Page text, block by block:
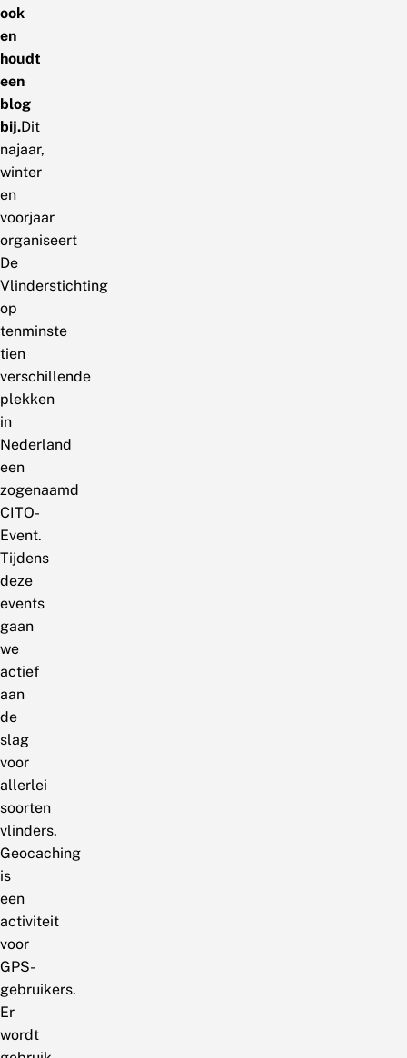
ook
en
houdt
een
blog
bij.Dit
najaar,
winter
en
voorjaar
organiseert
De
Vlinderstichting
op
tenminste
tien
verschillende
plekken
in
Nederland
een
zogenaamd
CITO-
Event.
Tijdens
deze
events
gaan
we
actief
aan
de
slag
voor
allerlei
soorten
vlinders.
Geocaching
is
een
activiteit
voor
GPS-
gebruikers.
Er
wordt